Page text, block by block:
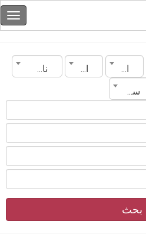
الماركة الموديل
ناقل الحركة
سنة الصنع
بحث